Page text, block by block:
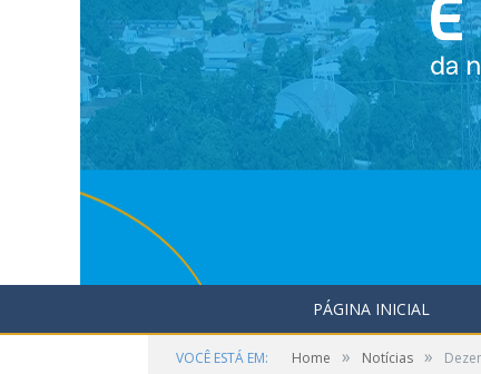
PÁGINA INICIAL
VOCÊ ESTÁ EM: Home » Notícias »